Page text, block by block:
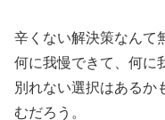
辛くない解決策なんて
何に我慢できて、何に
別れない選択はあるか
むだろう。